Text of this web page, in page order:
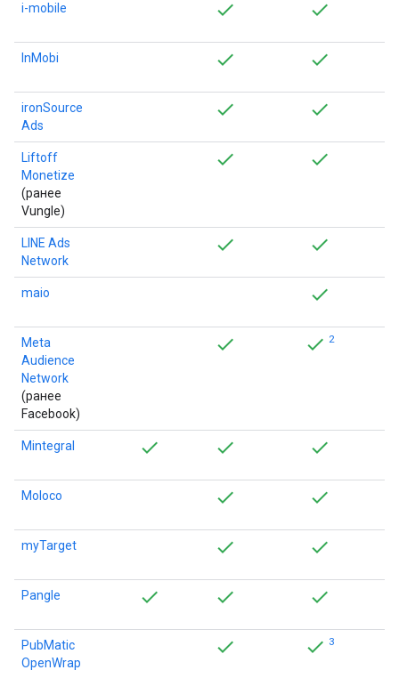
i-mobile
InMobi
ironSource
Ads
Liftoff
Monetize
(ранее
Vungle)
LINE Ads
Network
maio
Meta
Audience
Network
(ранее
Facebook)
2
Mintegral
Moloco
myTarget
Pangle
PubMatic
OpenWrap
3